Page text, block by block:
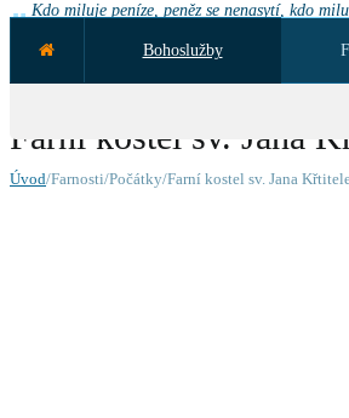
Kdo miluje peníze, peněz se nenasytí, kdo
NEJBLIŽŠÍ UDÁLOST ZA:
Bohoslužby
Farní kostel sv. Jana
Úvod/Farnosti/Počátky/Farní kostel sv. Jana